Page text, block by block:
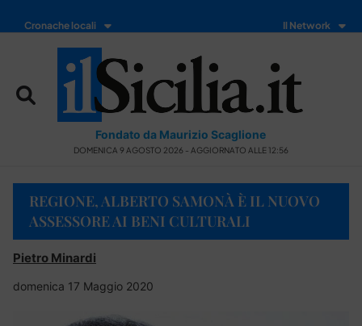
Cronache locali Il Network
Fondato da Maurizio Scaglione
DOMENICA 9 AGOSTO 2026 - AGGIORNATO ALLE 12:56
REGIONE, ALBERTO SAMONÀ È IL NUOVO
ASSESSORE AI BENI CULTURALI
Pietro Minardi
domenica 17 Maggio 2020